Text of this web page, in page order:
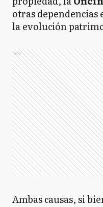
otras
la evolución
Ads
Ambas causas, si